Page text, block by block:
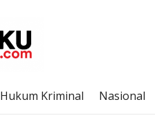
Hukum Kriminal Nasional